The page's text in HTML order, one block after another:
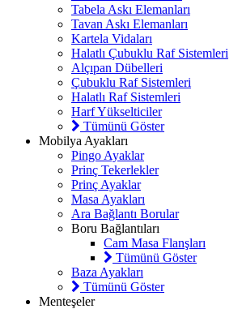
Tabela Askı Elemanları
Tavan Askı Elemanları
Kartela Vidaları
Halatlı Çubuklu Raf Sistemleri
Alçıpan Dübelleri
Çubuklu Raf Sistemleri
Halatlı Raf Sistemleri
Harf Yükselticiler
Tümünü Göster
Mobilya Ayakları
Pingo Ayaklar
Prinç Tekerlekler
Prinç Ayaklar
Masa Ayakları
Ara Bağlantı Borular
Boru Bağlantıları
Cam Masa Flanşları
Tümünü Göster
Baza Ayakları
Tümünü Göster
Menteşeler